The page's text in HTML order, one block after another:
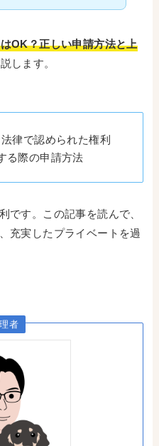
OK？正しい申請方法と上
します。
律で認められた権利
る際の申請方法
です。この記事を読んで、
充実したプライベートを過
者